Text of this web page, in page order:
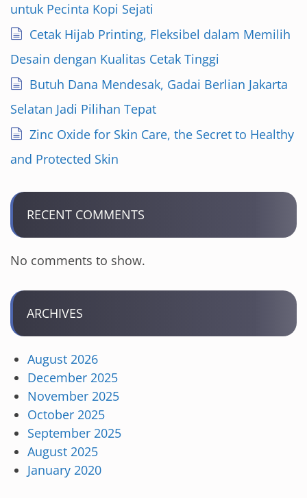
untuk Pecinta Kopi Sejati
Cetak Hijab Printing, Fleksibel dalam Memilih
Desain dengan Kualitas Cetak Tinggi
Butuh Dana Mendesak, Gadai Berlian Jakarta
Selatan Jadi Pilihan Tepat
Zinc Oxide for Skin Care, the Secret to Healthy
and Protected Skin
RECENT COMMENTS
No comments to show.
ARCHIVES
August 2026
December 2025
November 2025
October 2025
September 2025
August 2025
January 2020